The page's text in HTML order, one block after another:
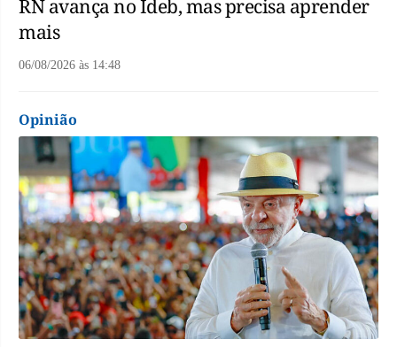
RN avança no Ideb, mas precisa aprender
mais
06/08/2026 às 14:48
Opinião